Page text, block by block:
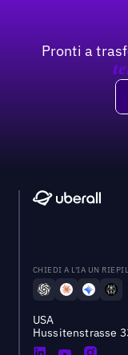
Pronti a
CHIEDI A L'IA UN
USA
Hussitenstrasse